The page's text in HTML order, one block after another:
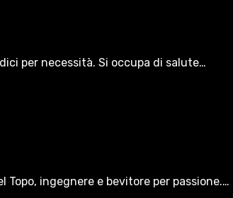
per necessità. Si occupa di salute…
Topo, ingegnere e bevitore per passione.…